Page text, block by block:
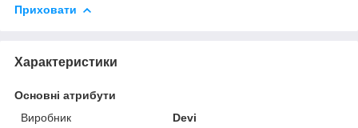
Приховати
Характеристики
Основні атрибути
Виробник
Devi